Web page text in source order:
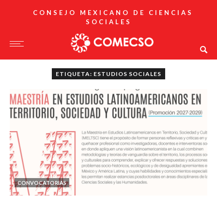
CONSEJO MEXICANO DE CIENCIAS
SOCIALES
ETIQUETA: ESTUDIOS SOCIALES
CONVOCATORIAS